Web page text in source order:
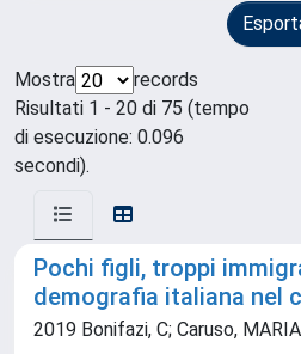
Mostra
records
Risultati 1 - 20 di 75 (tempo
di esecuzione: 0.096
secondi).
Pochi figli, troppi
demografia italiana nel
2019 Bonifazi, C; Caruso,